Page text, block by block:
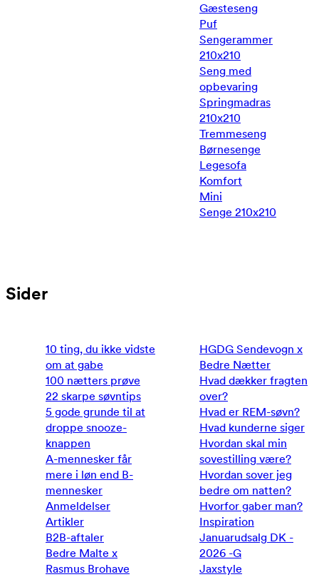
Gæsteseng
Puf
Sengerammer
210x210
Seng med
opbevaring
Springmadras
210x210
Tremmeseng
Børnesenge
Legesofa
Komfort
Mini
Senge 210x210
Sider
10 ting, du ikke vidste
om at gabe
100 nætters prøve
22 skarpe søvntips
5 gode grunde til at
droppe snooze-
knappen
A-mennesker får
mere i løn end B-
mennesker
Anmeldelser
Artikler
B2B-aftaler
Bedre Malte x
Rasmus Brohave
HGDG Sendevogn x
Bedre Nætter
Hvad dækker fragten
over?
Hvad er REM-søvn?
Hvad kunderne siger
Hvordan skal min
sovestilling være?
Hvordan sover jeg
bedre om natten?
Hvorfor gaber man?
Inspiration
Januarudsalg DK -
2026 -G
Jaxstyle